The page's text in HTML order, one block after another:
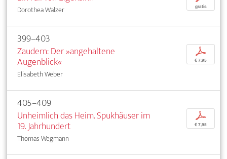
Dorothea Walzer gratis
399–403
Zaudern: Der »angehaltene
Augenblick«
Elisabeth Weber
p
€ 7,95
405–409
Unheimlich das Heim. Spukhäuser im
19. Jahrhundert
Thomas Wegmann
p
€ 7,95